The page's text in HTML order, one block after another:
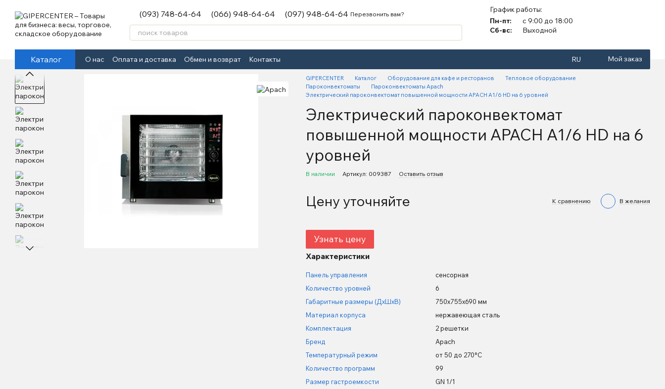
(093) 748-64-64 (066) 948-64-64 (097) 948-64-64 Перезвонить вам?
График работы:
Пн-пт:
с 9:00 до 18:00
Сб-вс:
Выходной
Каталог О нас Оплата и доставка Обмен и возврат Контакты RU Мой заказ
GIPERCENTER Каталог Оборудование для кафе и ресторанов
Тепловое оборудование
Пароконвектоматы
Пароконвектоматы Apach
Электрический пароконвектомат повышенной мощности APACH A1/6 HD на 6 уровней
Электрический пароконвектомат
повышенной мощности APACH A1/6 HD на 6
уровней
В наличии Артикул: 009387 Оставить отзыв
Цену уточняйте К сравнению В желания
Узнать цену
Характеристики
Панель управления
сенсорная
Количество уровней
6
Габаритные размеры (ДхШхВ)
750x755x690 мм
Материал корпуса
нержавеющая сталь
Комплектация
2 решетки
Бренд
Apach
Температурный режим
от 50 до 270°C
Количество программ
99
Размер гастроемкости
GN 1/1